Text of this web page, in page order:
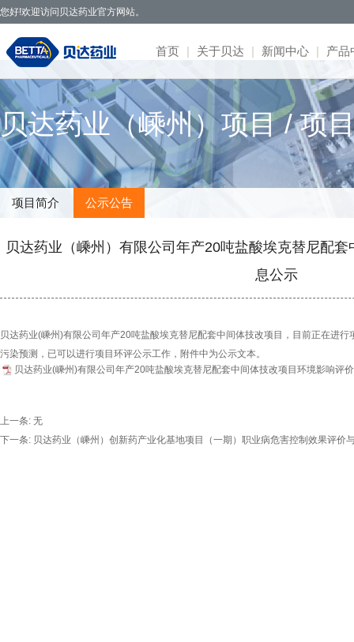
您好!欢迎访问贝达药业官方网站。
首页 | 关于贝达 | 新闻中心 | 产品
贝达药业秉承开拓创新、造福于民的发
展理念，致力于通过新药研发，努力实现创
新为民、科技惠民，做更多吃得起的好药，
让老百姓活得更好。
· 公司简介
· 董事会
· 管理团队
· 公司文化
· 公司新闻
· 媒体报道
· 两会专题
· 凯美纳
· 贝美纳
· 贝安汀
· 伏美纳
· 奥福民
· 贝泽汀
· 研发体系
· 在研项目
· 患者招募
· 园区概况
· 核心优势
· 明星项目
· 项目简介
· 公示公告
· 公司公告
· 股票信息
· 互动交流
· 社会招聘
· 校园招聘
· 联系方式
· 在线留言
· 不良反应
贝达药业（嵊州）项目 / 项
项目简介 公示公告
贝达药业（嵊州）有限公司年产20吨盐酸埃克替尼配
息公示
贝达药业(嵊州)有限公司年产20吨盐酸埃克替尼配套中间体技改项目，目前正在进
污染预测，已可以进行项目环评公示工作，附件中为公示文本。
贝达药业(嵊州)有限公司年产20吨盐酸埃克替尼配套中间体技改项目环境影响评
上一条: 无
下一条: 贝达药业（嵊州）创新药产业化基地项目（一期）职业病危害控制效果评价